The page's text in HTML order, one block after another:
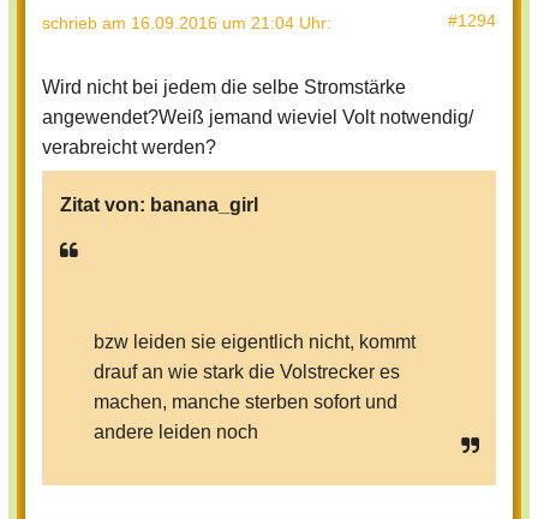
schrieb am 16.09.2016 um 21:04 Uhr: #1294
Wird nicht bei jedem die selbe Stromstärke
angewendet?Weiß jemand wieviel Volt notwendig/
verabreicht werden?
Zitat von: banana_girl
bzw leiden sie eigentlich nicht, kommt
drauf an wie stark die Volstrecker es
machen, manche sterben sofort und
andere leiden noch